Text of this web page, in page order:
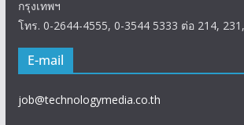
กรุงเทพฯ
โทร. 0-2644-4555, 0-3544 5333 ต่อ 214,
E-mail
job@technologymedia.co.th